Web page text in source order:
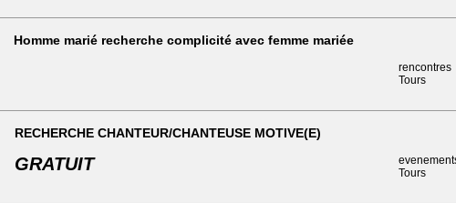
Homme marié recherche complicité avec femme mariée
rencontres
Tours
RECHERCHE CHANTEUR/CHANTEUSE MOTIVE(E)
GRATUIT
Tours